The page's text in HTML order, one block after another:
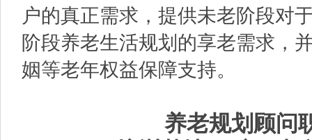
户的真正需求，提供未老阶段对
阶段养老生活规划的享老需求，
姻等老年权益保障支持。
养老规划顾问